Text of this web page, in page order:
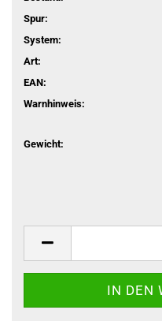
Spur:
System:
Art:
EAN:
Warnhinweis:
Gewicht: